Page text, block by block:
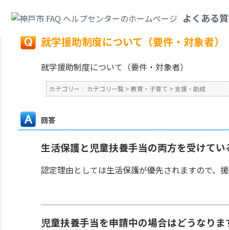
よくある
戻る
就学援助制度について（要件・対象者）
就学援助制度について（要件・対象者）
カテゴリー : カテゴリ一覧 > 教育・子育て > 支援・助成
回答
生活保護と児童扶養手当の両方を受けて
認定理由としては生活保護が優先されますので、
児童扶養手当を申請中の場合はどうなりま